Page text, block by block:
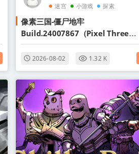
迷宫 小游戏 探索
像素三国-僵尸地牢
Build.24007867（Pixel Three
Kingdoms Zombie Dungeon）
文版2026-08-02 1.32 K